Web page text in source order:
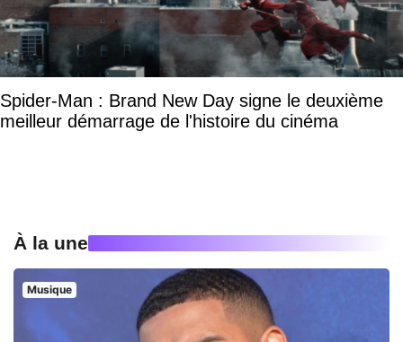
Spider-Man : Brand New Day signe le deuxième
meilleur démarrage de l'histoire du cinéma
À la une
Musique